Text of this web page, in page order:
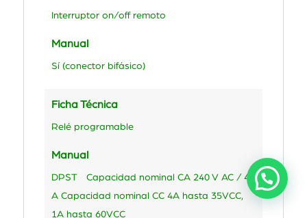
Interruptor on/off remoto
Manual
Sí (conector bifásico)
Ficha Técnica
Relé programable
Manual
DPST Capacidad nominal CA 240 V AC / 4
A Capacidad nominal CC 4A hasta 35VCC,
1A hasta 60VCC